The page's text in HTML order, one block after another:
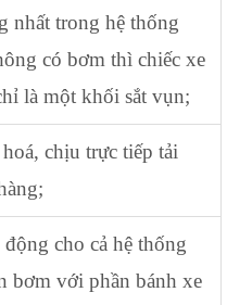
nhất trong hệ thống
có bơm thì chiếc xe
là một khối sắt vụn;
chịu trực tiếp tải
cho cả hệ thống
bơm với phần bánh xe